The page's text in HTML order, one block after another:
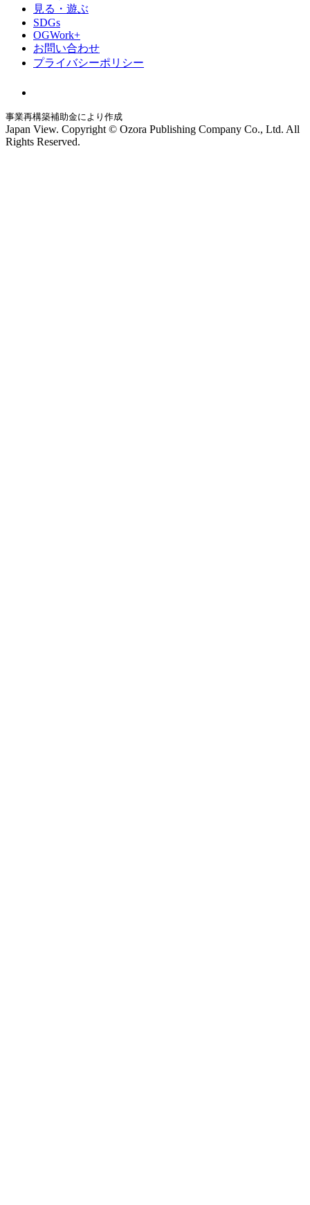
見る・遊ぶ
SDGs
OGWork+
お問い合わせ
プライバシーポリシー
事業再構築補助金により作成
Japan View. Copyright © Ozora Publishing Company Co., Ltd. All
Rights Reserved.